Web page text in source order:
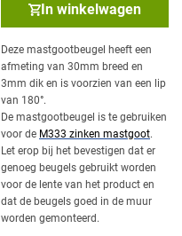
In winkelwagen
Deze mastgootbeugel heeft een
afmeting van 30mm breed en
3mm dik en is voorzien van een lip
van 180°.
De mastgootbeugel is te gebruiken
voor de M333 zinken mastgoot.
Let erop bij het bevestigen dat er
genoeg beugels gebruikt worden
voor de lente van het product en
dat de beugels goed in de muur
worden gemonteerd.